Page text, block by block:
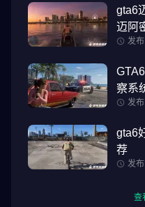
gta6
迈阿
发布
察系
发布
gta6
荐
发布
查